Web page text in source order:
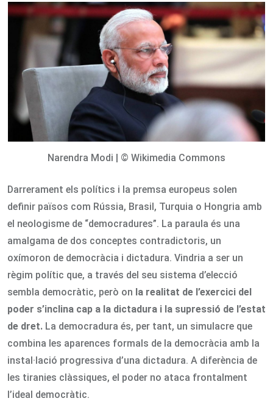
Email
Narendra Modi | © Wikimedia Commons
Darrerament els polítics i la premsa europeus solen
definir països com Rússia, Brasil, Turquia o Hongria amb
el neologisme de “democradures”. La paraula és una
amalgama de dos conceptes contradictoris, un
oxímoron de democràcia i dictadura. Vindria a ser un
règim polític que, a través del seu sistema d’elecció
sembla democràtic, però on la realitat de l’exercici del
poder s’inclina cap a la dictadura i la supressió de l’estat
de dret. La democradura és, per tant, un simulacre que
combina les aparences formals de la democràcia amb la
instal·lació progressiva d’una dictadura. A diferència de
les tiranies clàssiques, el poder no ataca frontalment
l’ideal democràtic.